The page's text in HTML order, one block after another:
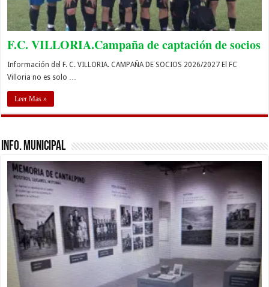
F.C. VILLORIA.Campaña de captación de socios
Información del F. C. VILLORIA. CAMPAÑA DE SOCIOS 2026/2027 El FC
Villoria no es solo …
Leer Mas »
Info. Municipal